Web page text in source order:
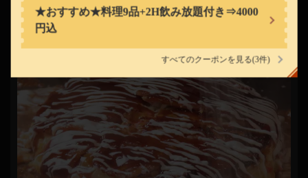
★おすすめ★料理9品+2H飲み放題付き⇒4000
円込
すべてのクーポンを見る(3件)
閉じる